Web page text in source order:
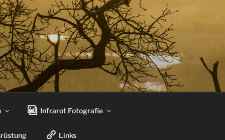
Infrarot Fotografie
Links